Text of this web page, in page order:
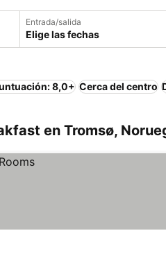
Entrada/salida
Elige las fechas
8,0+ Cerca del centro
en Tromsø,